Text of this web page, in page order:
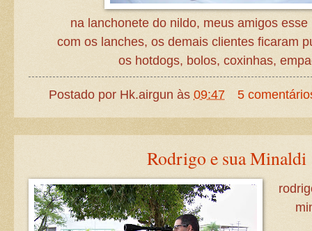
na lanchonete do nildo, meus amigos esse
com os lanches, os demais clientes ficaram
os hotdogs, bolos, coxinhas,
Postado por Hk.airgun às09:47 5
Rodrigo e sua Minaldi